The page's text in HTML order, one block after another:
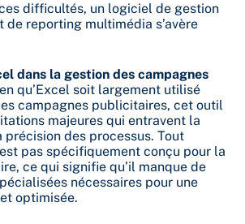
difficultés, un logiciel de gestion
de reporting multimédia s’avère
dans la gestion des campagnes
qu’Excel soit largement utilisé
campagnes publicitaires, cet outil
majeures qui entravent la
des processus. Tout
pas spécifiquement conçu pour la
ce qui signifie qu’il manque de
nécessaires pour une
optimisée.